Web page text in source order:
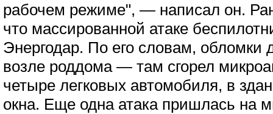
рабочем режиме", — написал он.
что массированной атаке
Энергодар. По его словам, обломки
возле роддома — там сгорел
четыре легковых автомобиля, в
окна. Еще одна атака пришлась на